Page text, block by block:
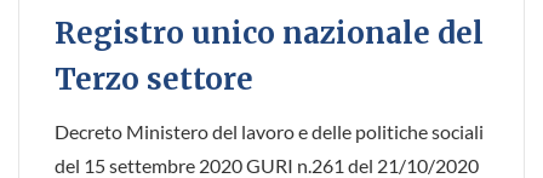
Registro unico nazionale del
Terzo settore
Decreto Ministero del lavoro e delle politiche sociali
del 15 settembre 2020 GURI n.261 del 21/10/2020